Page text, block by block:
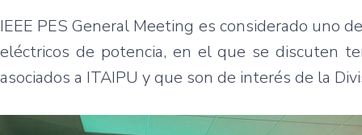
IEEE PES General Meeting es considerado uno
eléctricos de potencia, en el que se discuten
asociados a ITAIPU y que son de interés de la